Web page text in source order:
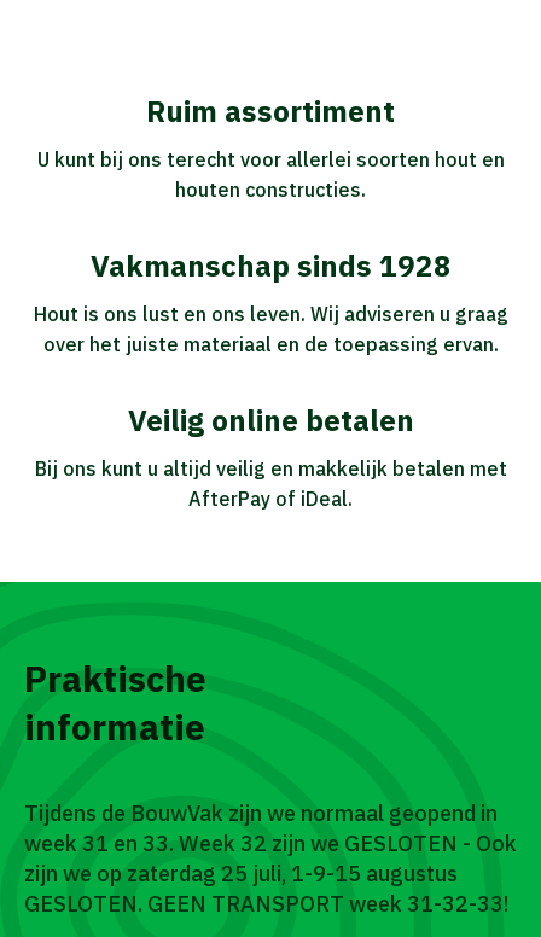
Ruim assortiment
U kunt bij ons terecht voor allerlei soorten hout en
houten constructies.
Vakmanschap sinds 1928
Hout is ons lust en ons leven. Wij adviseren u graag
over het juiste materiaal en de toepassing ervan.
Veilig online betalen
Bij ons kunt u altijd veilig en makkelijk betalen met
AfterPay of iDeal.
Praktische
informatie
Tijdens de BouwVak zijn we normaal geopend in
week 31 en 33. Week 32 zijn we GESLOTEN - Ook
zijn we op zaterdag 25 juli, 1-9-15 augustus
GESLOTEN. GEEN TRANSPORT week 31-32-33!